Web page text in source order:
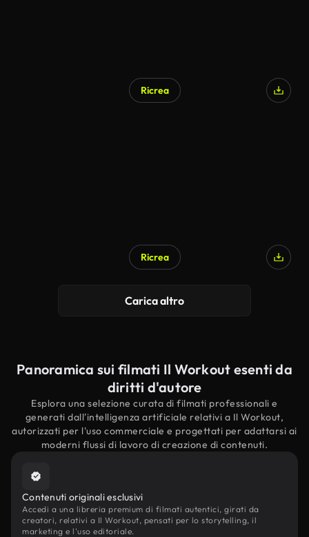
Ricrea
Ricrea
Carica altro
Panoramica sui filmati Il Workout esenti da
diritti d'autore
Esplora una selezione curata di filmati professionali e
generati dall'intelligenza artificiale relativi a Il Workout,
autorizzati per l'uso commerciale e progettati per adattarsi ai
moderni flussi di lavoro di creazione di contenuti.
Contenuti originali esclusivi
Accedi a una libreria premium di filmati autentici, girati da
creatori, relativi a Il Workout, pensati per lo storytelling, il
marketing e l'uso editoriale.